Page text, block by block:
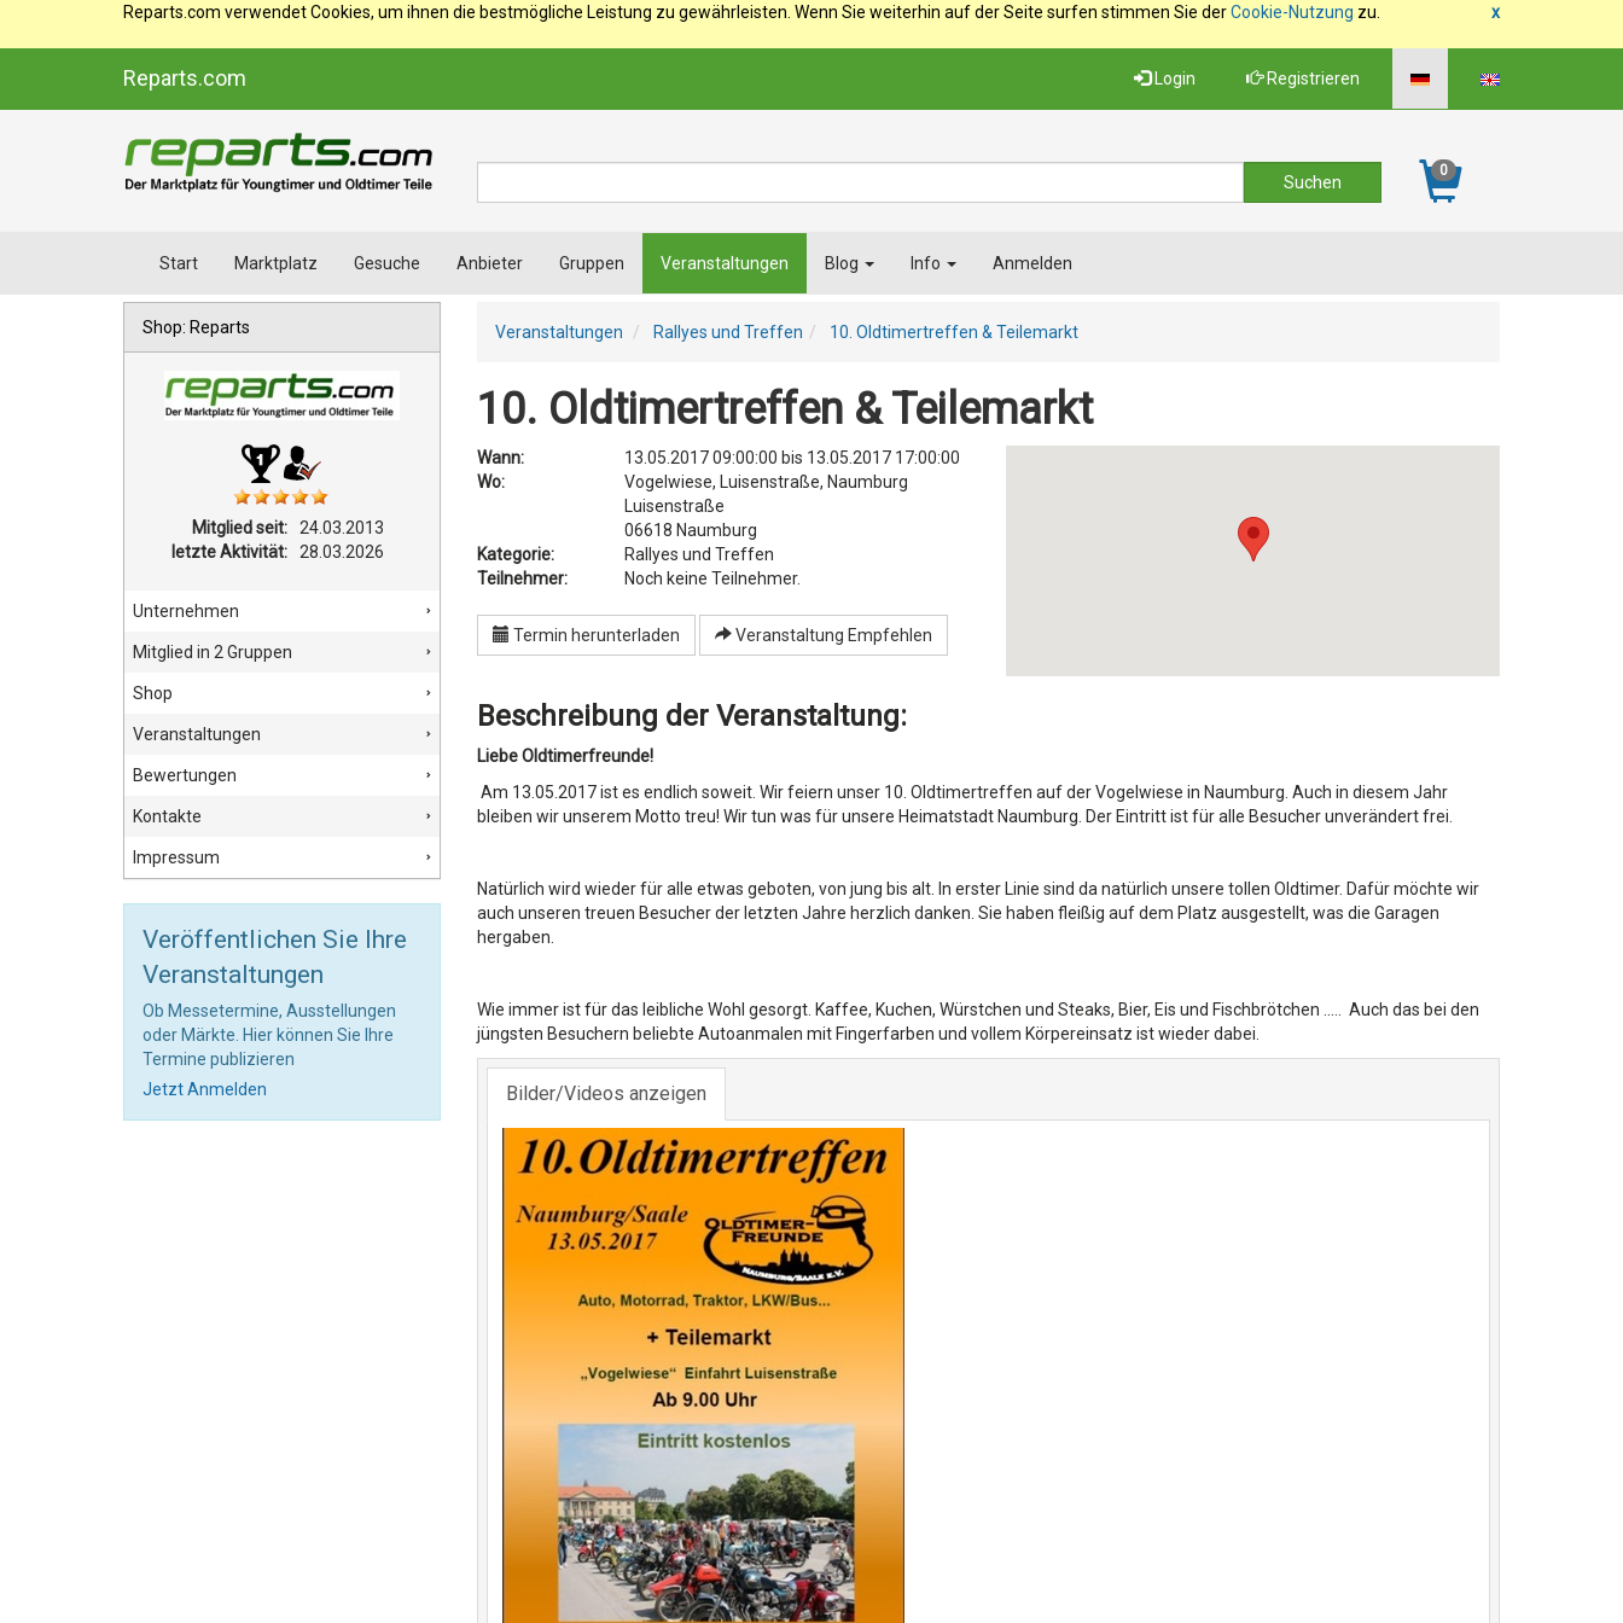
x
Reparts.com verwendet Cookies, um ihnen die bestmögliche Leistung zu gewährleisten. Wenn Sie weiterhin auf der Seite surfen stimmen Sie derCookie-Nutzung zu.
Reparts.com Login Registrieren
0
Start Marktplatz Gesuche Anbieter Gruppen Veranstaltungen Blog Info Anmelden
Veranstaltungen Rallyes und Treffen 10. Oldtimertreffen & Teilemarkt
10. Oldtimertreffen & Teilemarkt
Wann: 13.05.2017 09:00:00 bis 13.05.2017 17:00:00
Wo:
Vogelwiese, Luisenstraße, Naumburg
Luisenstraße
06618 Naumburg
Kategorie:
Rallyes und Treffen
Teilnehmer:
Noch keine Teilnehmer.
Termin herunterladen Veranstaltung Empfehlen
Beschreibung der Veranstaltung:
Liebe Oldtimerfreunde!
Am 13.05.2017 ist es endlich soweit. Wir feiern unser 10. Oldtimertreffen auf der Vogelwiese in Naumburg. Auch in diesem Jahr
bleiben wir unserem Motto treu! Wir tun was für unsere Heimatstadt Naumburg. Der Eintritt ist für alle Besucher unverändert frei.
Natürlich wird wieder für alle etwas geboten, von jung bis alt. In erster Linie sind da natürlich unsere tollen Oldtimer. Dafür möchte wir
auch unseren treuen Besucher der letzten Jahre herzlich danken. Sie haben fleißig auf dem Platz ausgestellt, was die Garagen
hergaben.
Wie immer ist für das leibliche Wohl gesorgt. Kaffee, Kuchen, Würstchen und Steaks, Bier, Eis und Fischbrötchen ..... Auch das bei den
jüngsten Besuchern beliebte Autoanmalen mit Fingerfarben und vollem Körpereinsatz ist wieder dabei.
Bilder/Videos anzeigen
Shop: Reparts
Mitglied seit:
24.03.2013
letzte Aktivität:
28.03.2026
Unternehmen
Mitglied in 2 Gruppen
Shop
Veranstaltungen
Bewertungen
Kontakte
Impressum
Veröffentlichen Sie Ihre
Veranstaltungen
Ob Messetermine, Ausstellungen
oder Märkte. Hier können Sie Ihre
Termine publizieren
Jetzt Anmelden